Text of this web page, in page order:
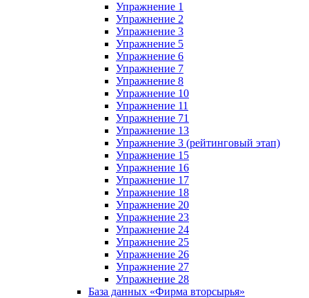
Упражнение 1
Упражнение 2
Упражнение 3
Упражнение 5
Упражнение 6
Упражнение 7
Упражнение 8
Упражнение 10
Упражнение 11
Упражнение 71
Упражнение 13
Упражнение 3 (рейтинговый этап)
Упражнение 15
Упражнение 16
Упражнение 17
Упражнение 18
Упражнение 20
Упражнение 23
Упражнение 24
Упражнение 25
Упражнение 26
Упражнение 27
Упражнение 28
База данных «Фирма вторсырья»